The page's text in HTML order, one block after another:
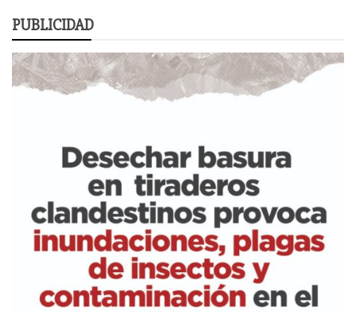
PUBLICIDAD